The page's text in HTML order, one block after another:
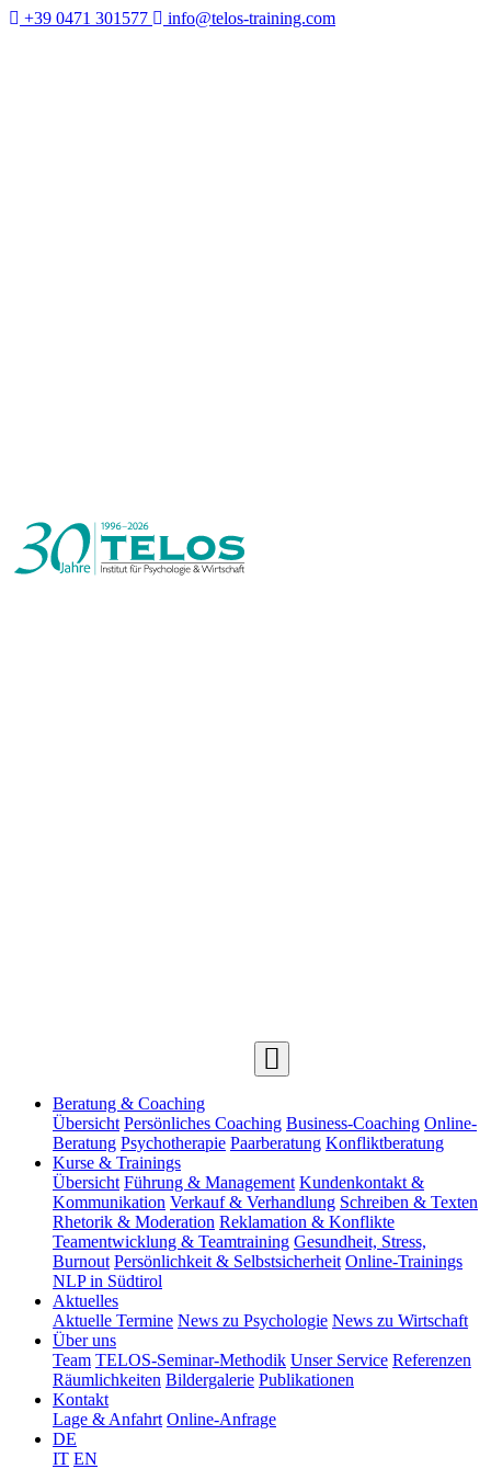
+39 0471 301577 info@telos-training.com
Beratung & Coaching
Übersicht Persönliches Coaching Business-Coaching Online-
Beratung Psychotherapie Paarberatung Konfliktberatung
Kurse & Trainings
Übersicht Führung & Management Kundenkontakt &
Kommunikation Verkauf & Verhandlung Schreiben & Texten
Rhetorik & Moderation Reklamation & Konflikte
Teamentwicklung & Teamtraining Gesundheit, Stress,
Burnout Persönlichkeit & Selbstsicherheit Online-Trainings
NLP in Südtirol
Aktuelles
Aktuelle Termine News zu Psychologie News zu Wirtschaft
Über uns
Team TELOS-Seminar-Methodik Unser Service Referenzen
Räumlichkeiten Bildergalerie Publikationen
Kontakt
Lage & Anfahrt Online-Anfrage
DE
IT EN